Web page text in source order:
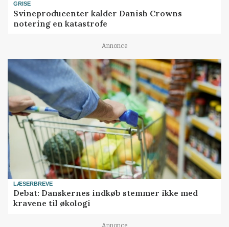
GRISE
Svineproducenter kalder Danish Crowns
notering en katastrofe
Annonce
LÆSERBREVE
Debat: Danskernes indkøb stemmer ikke med
kravene til økologi
Annonce